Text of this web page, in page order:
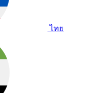
ไทย